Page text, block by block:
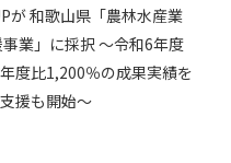
が 和歌山県「農林水産業
業」に採択 ～令和6年度
度比1,200％の成果実績を
援も開始～